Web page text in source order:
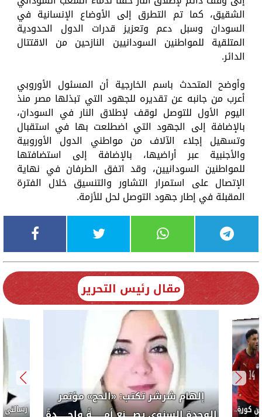
الشقيق، كما تم التطرق إلى الأوضاع الإنسانية في
السودان وسبل دعم وتعزيز قدرات الدول الحدودية
المتلقية للمواطنين السودانيين النازحين من الاقتتال
الدائر.
وأوضح المتحدث باسم الخارجية أن المسئول الأوروبي
أعرب من جانبه عن تقديره للجهود التي تبذلها مصر منذ
اليوم الأول للتوصل لوقف لإطلاق النار في السودان،
بالإضافة إلى الجهود التي اضطلعت بها في استقبال
وتسهيل إجلاء الآلاف من مواطني الدول الأوروبية
والأجنبية عبر أراضيها، بالإضافة إلى استضافتها
للمواطنين السودانيين، وقد اتفق الطرفان في نهاية
الإتصال على استمرار التشاور والتنسيق خلال الفترة
المقبلة في إطار جهود التوصل لحل للأزمة.
مقال رئيس التحرير
إلهام شرشر تكتب: «الحج» مؤتمر